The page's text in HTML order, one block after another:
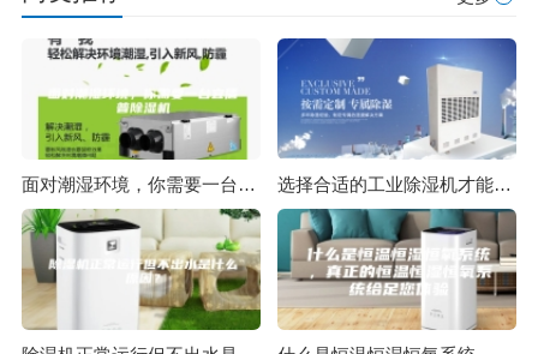
面对潮湿环境，你需要一台宜盾普除湿机 选择合适的工业除湿机才能使除湿效果事半功倍